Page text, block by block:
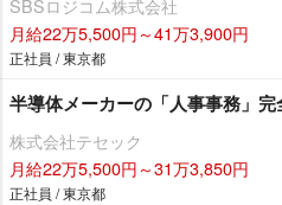
SBSロジコム株式会社
月給22万5,500円～41万3,900円
正社員 / 東京都
半導体メーカーの「人事事務」
株式会社テセック
月給22万5,500円～31万3,850円
正社員 / 東京都